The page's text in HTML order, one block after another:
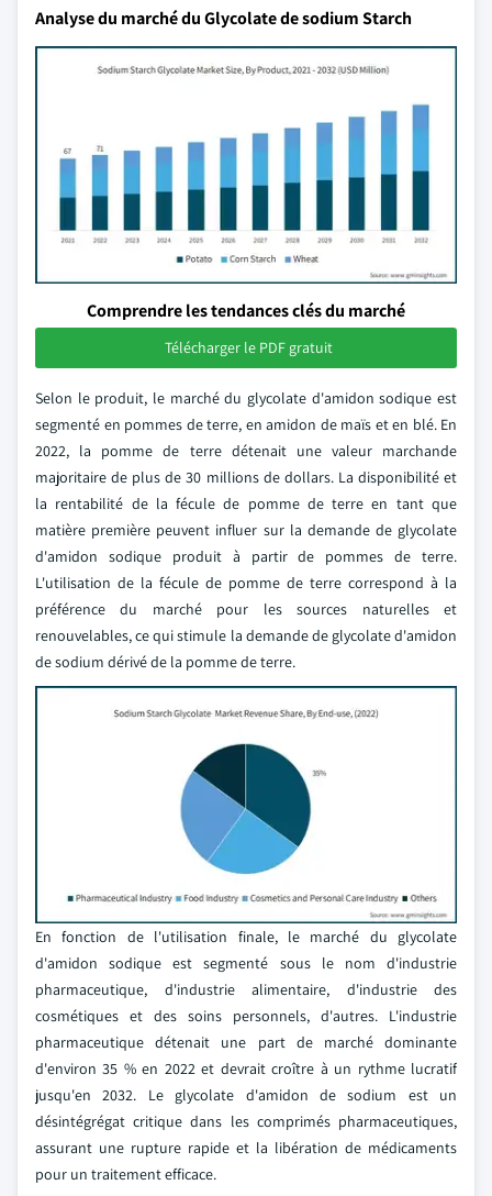
Analyse du marché du Glycolate de sodium Starch
Comprendre les tendances clés du marché
Télécharger le PDF gratuit
Selon le produit, le marché du glycolate d'amidon sodique est
segmenté en pommes de terre, en amidon de maïs et en blé. En
2022, la pomme de terre détenait une valeur marchande
majoritaire de plus de 30 millions de dollars. La disponibilité et
la rentabilité de la fécule de pomme de terre en tant que
matière première peuvent influer sur la demande de glycolate
d'amidon sodique produit à partir de pommes de terre.
L'utilisation de la fécule de pomme de terre correspond à la
préférence du marché pour les sources naturelles et
renouvelables, ce qui stimule la demande de glycolate d'amidon
de sodium dérivé de la pomme de terre.
En fonction de l'utilisation finale, le marché du glycolate
d'amidon sodique est segmenté sous le nom d'industrie
pharmaceutique, d'industrie alimentaire, d'industrie des
cosmétiques et des soins personnels, d'autres. L'industrie
pharmaceutique détenait une part de marché dominante
d'environ 35 % en 2022 et devrait croître à un rythme lucratif
jusqu'en 2032. Le glycolate d'amidon de sodium est un
désintégrégat critique dans les comprimés pharmaceutiques,
assurant une rupture rapide et la libération de médicaments
pour un traitement efficace.